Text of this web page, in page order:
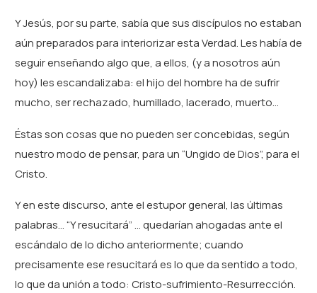
Y Jesús, por su parte, sabía que sus discípulos no estaban
aún preparados para interiorizar esta Verdad. Les había de
seguir enseñando algo que, a ellos, (y a nosotros aún
hoy) les escandalizaba: el hijo del hombre ha de sufrir
mucho, ser rechazado, humillado, lacerado, muerto…
Éstas son cosas que no pueden ser concebidas, según
nuestro modo de pensar, para un “Ungido de Dios”, para el
Cristo.
Y en este discurso, ante el estupor general, las últimas
palabras… “Y resucitará” … quedarían ahogadas ante el
escándalo de lo dicho anteriormente; cuando
precisamente ese resucitará es lo que da sentido a todo,
lo que da unión a todo: Cristo-sufrimiento-Resurrección.